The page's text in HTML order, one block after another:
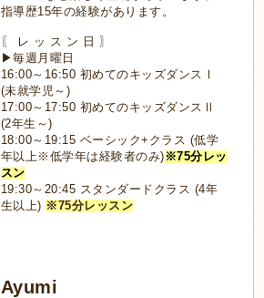
指導歴15年の経験があります。
〖 レ ッ ス ン 日 〗
▶毎週月曜日
16:00～16:50 初めてのキッズダンスⅠ
(未就学児～)
17:00～17:50 初めてのキッズダンスⅡ
(2年生～)
18:00～19:15 ベーシック+クラス (低学
年以上※低学年は経験者のみ) ※75分レッ
スン
19:30～20:45 スタンダードクラス (4年
生以上) ※75分レッスン
Ayumi